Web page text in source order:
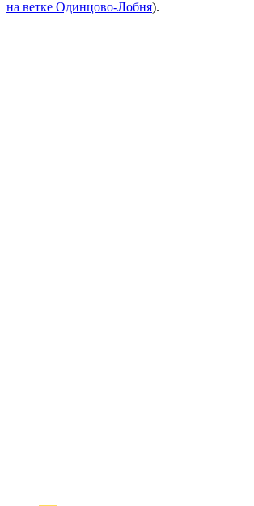
на ветке Одинцово-Лобня).